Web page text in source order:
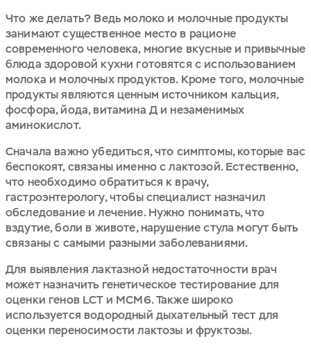
Что же делать? Ведь молоко и молочные продукты
занимают существенное место в рационе
современного человека, многие вкусные и привычные
блюда здоровой кухни готовятся с использованием
молока и молочных продуктов. Кроме того, молочные
продукты являются ценным источником кальция,
фосфора, йода, витамина Д и незаменимых
аминокислот.
Сначала важно убедиться, что симптомы, которые вас
беспокоят, связаны именно с лактозой. Естественно,
что необходимо обратиться к врачу,
гастроэнтерологу, чтобы специалист назначил
обследование и лечение. Нужно понимать, что
вздутие, боли в животе, нарушение стула могут быть
связаны с самыми разными заболеваниями.
Для выявления лактазной недостаточности врач
может назначить генетическое тестирование для
оценки генов LCT и MCM6. Также широко
используется водородный дыхательный тест для
оценки переносимости лактозы и фруктозы.